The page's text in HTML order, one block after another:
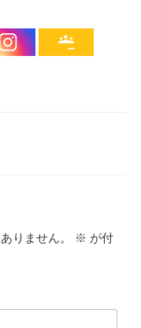
りません。 ※ が付